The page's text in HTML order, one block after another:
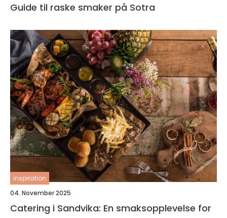
Guide til raske smaker på Sotra
inspiration
04. November 2025
Catering i Sandvika: En smaksopplevelse for